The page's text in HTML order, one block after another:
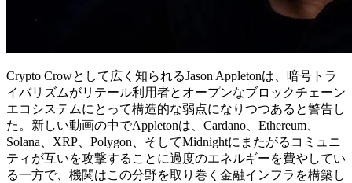
Crypto Crowとして広く知られるJason Appletonは、暗号トラ
イバリズムがリテール利用者とオープンなブロックチェーン
エコシステムにとって構造的な弱点になりつつあると警告し
た。新しい動画の中でAppletonは、Cardano、Ethereum、
Solana、XRP、Polygon、そしてMidnightにまたがるコミュニ
ティが互いを攻撃することに過度のエネルギーを費やしてい
る一方で、機関はこの分野を取り巻く金融インフラを構築し